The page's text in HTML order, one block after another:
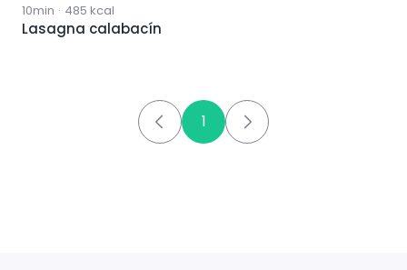
10min · 485 kcal
Lasagna calabacín
1